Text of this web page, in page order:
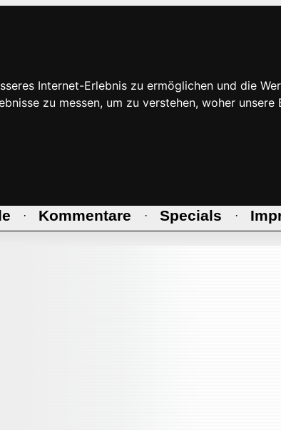
Internet-Erlebnis zu ermöglichen und die
zu messen, um zu verstehen, woher unsere
· Kommentare · Specials ·